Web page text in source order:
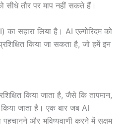
तौर पर माप नहीं सकते हैं।
का सहारा लिया है। AI एल्गोरिदम को
किया जा सकता है, जो हमें इन
किया जाता है, जैसे कि तापमान,
जाता है। एक बार जब AI
पहचानने और भविष्यवाणी करने में सक्षम